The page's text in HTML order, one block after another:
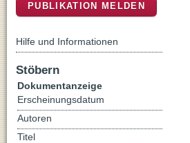
PUBLIKATION MELDEN
Hilfe und Informationen
Stöbern
Dokumentanzeige
Erscheinungsdatum
Autoren
Titel